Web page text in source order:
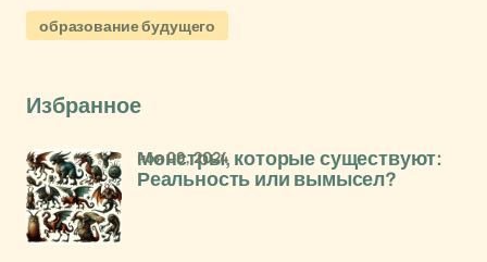
образование будущего
Избранное
Монстры, которые существуют:
Реальность или вымысел?
ноя 09, 2024